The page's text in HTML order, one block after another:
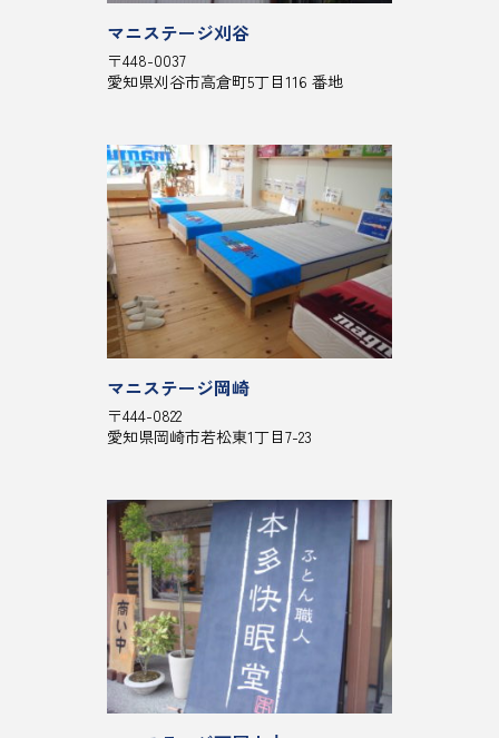
マニステージ刈谷
〒448-0037
愛知県刈谷市高倉町5丁目116 番地
マニステージ岡崎
〒444-0822
愛知県岡崎市若松東1丁目7-23